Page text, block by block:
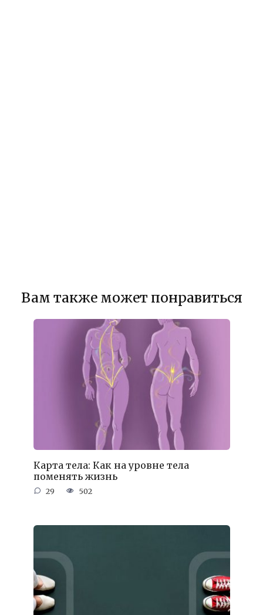
Вам также может понравиться
Карта тела: Как на уровне тела
поменять жизнь
29 502